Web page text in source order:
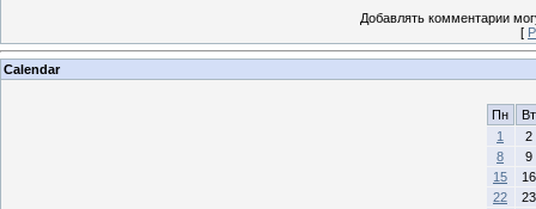
Добавлять комментарии
[
Calendar
Пн
Вт
1
2
8
9
15
16
22
23